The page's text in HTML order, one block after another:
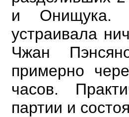
и Онищука.
устраивала
Чжан
примерно
часов.
партии и